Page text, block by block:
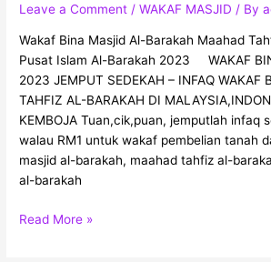
Leave a Comment /WAKAF MASJID / By
Wakaf Bina Masjid Al-Barakah Maahad
Pusat Islam Al-Barakah 2023 WAKAF
2023 JEMPUT SEDEKAH – INFAQ WAKAF
TAHFIZ AL-BARAKAH DI
KEMBOJA Tuan,cik,puan, jemputlah infaq
walau RM1 untuk wakaf pembelian tanah
masjid al-barakah, maahad tahfiz al-
al-barakah
Read More »